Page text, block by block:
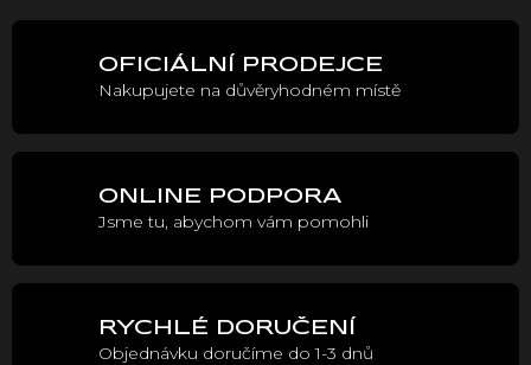
cena:
OFICIÁLNÍ PRODEJCE
Nakupujete na důvěryhodném místě
ONLINE PODPORA
Jsme tu, abychom vám pomohli
RYCHLÉ DORUČENÍ
Objednávku doručíme do 1-3 dnů